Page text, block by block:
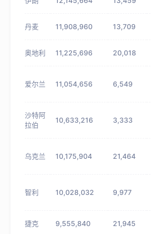
丹麦 11,908,960 13,709
奥地利 11,225,696 20,018
爱尔兰 11,054,656 6,549
沙特阿
拉伯
10,633,216 3,333
乌克兰 10,175,904 21,464
智利 10,028,032 9,977
捷克 9,555,840 21,945